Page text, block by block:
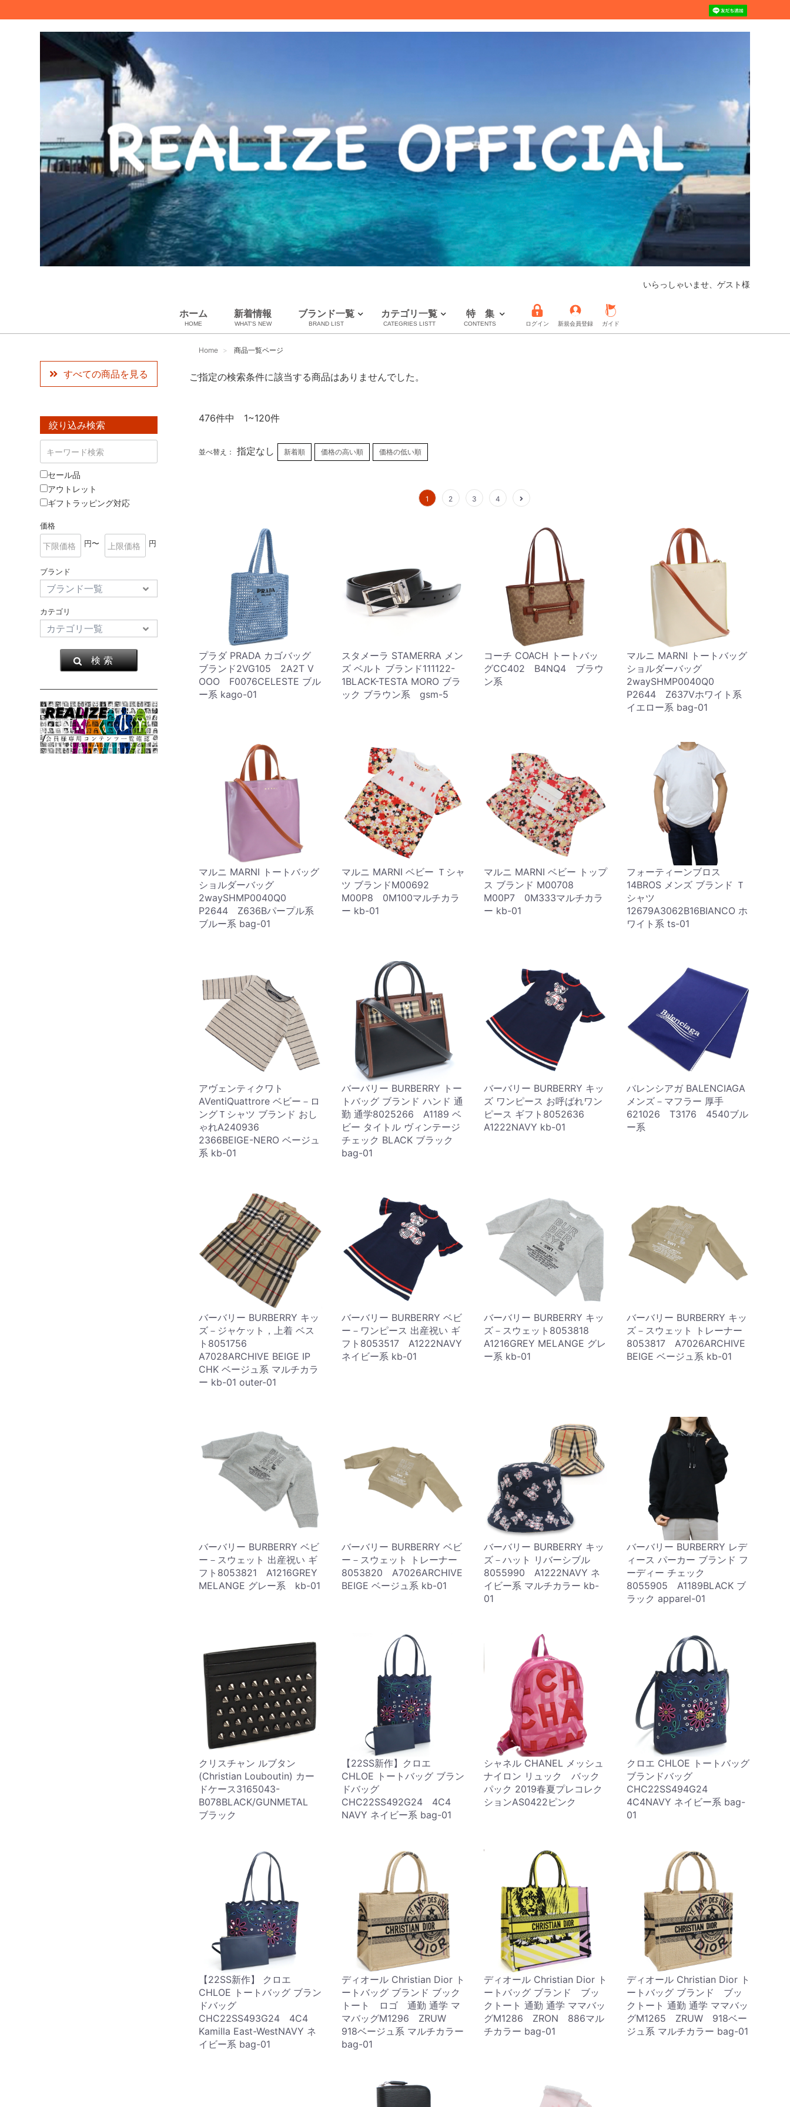
いらっしゃいませ、ゲスト様
ホーム
HOME
新着情報
WHAT'S NEW
ブランド一覧
BRAND LIST
カテゴリ一覧
CATEGRIES LISTT
スカーフ・マフラー
ペット用品
USED Hermès
ギフトラッピング
小物・筆記
ベビー用品
雑貨・その他
アパレル
バッグ＆ポーチ
ベルト
アロマ＆フレグランス
腕時計
サングラス
ネクタイ
アクセサリ
特 集
CONTENTS ログイン 新規会員登録 ガイド
Home 商品一覧ページ
すべての商品を見る
絞り込み検索
セール品
アウトレット
ギフトラッピング対応
価格
円〜
円
ブランド
カテゴリ
検 索
ご指定の検索条件に該当する商品はありませんでした。
476件中 1~120件
並べ替え： 指定なし 新着順 価格の高い順 価格の低い順
1 2 3 4
プラダ PRADA カゴバッグ
ブランド2VG105 2A2T V
OOO F0076CELESTE ブル
ー系 kago-01
スタメーラ STAMERRA メン
ズ ベルト ブランド111122-
1BLACK-TESTA MORO ブラ
ック ブラウン系 gsm-5
コーチ COACH トートバッ
グCC402 B4NQ4 ブラウ
ン系
マルニ MARNI トートバッグ
ショルダーバッグ
2waySHMP0040Q0
P2644 Z637Vホワイト系
イエロー系 bag-01
マルニ MARNI トートバッグ
ショルダーバッグ
2waySHMP0040Q0
P2644 Z636Bパープル系
ブルー系 bag-01
マルニ MARNI ベビー Ｔシャ
ツ ブランドM00692
M00P8 0M100マルチカラ
ー kb-01
マルニ MARNI ベビー トップ
ス ブランド M00708
M00P7 0M333マルチカラ
ー kb-01
フォーティーンブロス
14BROS メンズ ブランド Ｔ
シャツ
12679A3062B16BIANCO ホ
ワイト系 ts-01
アヴェンティクワト
AVentiQuattrore ベビー－ロ
ングＴシャツ ブランド おし
ゃれA240936
2366BEIGE-NERO ベージュ
系 kb-01
バーバリー BURBERRY トー
トバッグ ブランド ハンド 通
勤 通学8025266 A1189 ベ
ビー タイトル ヴィンテージ
チェック BLACK ブラック
bag-01
バーバリー BURBERRY キッ
ズ ワンピース お呼ばれワン
ピース ギフト8052636
A1222NAVY kb-01
バレンシアガ BALENCIAGA
メンズ－マフラー 厚手
621026 T3176 4540ブル
ー系
バーバリー BURBERRY キッ
ズ－ジャケット，上着 ベス
ト8051756
A7028ARCHIVE BEIGE IP
CHK ベージュ系 マルチカラ
ー kb-01 outer-01
バーバリー BURBERRY ベビ
ー－ワンピース 出産祝い ギ
フト8053517 A1222NAVY
ネイビー系 kb-01
バーバリー BURBERRY キッ
ズ－スウェット8053818
A1216GREY MELANGE グレ
ー系 kb-01
バーバリー BURBERRY キッ
ズ－スウェット トレーナー
8053817 A7026ARCHIVE
BEIGE ベージュ系 kb-01
バーバリー BURBERRY ベビ
ー－スウェット 出産祝い ギ
フト8053821 A1216GREY
MELANGE グレー系 kb-01
バーバリー BURBERRY ベビ
ー－スウェット トレーナー
8053820 A7026ARCHIVE
BEIGE ベージュ系 kb-01
バーバリー BURBERRY キッ
ズ－ハット リバーシブル
8055990 A1222NAVY ネ
イビー系 マルチカラー kb-
01
バーバリー BURBERRY レデ
ィース パーカー ブランド フ
ーディー チェック
8055905 A1189BLACK ブ
ラック apparel-01
クリスチャン ルブタン
(Christian Louboutin) カー
ドケース3165043-
B078BLACK/GUNMETAL
ブラック
【22SS新作】クロエ
CHLOE トートバッグ ブラン
ドバッグ
CHC22SS492G24 4C4
NAVY ネイビー系 bag-01
シャネル CHANEL メッシュ
ナイロン リュック バック
パック 2019春夏プレコレク
ションAS0422ピンク
クロエ CHLOE トートバッグ
ブランドバッグ
CHC22SS494G24
4C4NAVY ネイビー系 bag-
01
【22SS新作】 クロエ
CHLOE トートバッグ ブラン
ドバッグ
CHC22SS493G24 4C4
Kamilla East-WestNAVY ネ
イビー系 bag-01
ディオール Christian Dior ト
ートバッグ ブランド ブック
トート ロゴ 通勤 通学 マ
マバッグM1296 ZRUW
918ベージュ系 マルチカラー
bag-01
ディオール Christian Dior ト
ートバッグ ブランド ブッ
クトート 通勤 通学 ママバッ
グM1286 ZRON 886マル
チカラー bag-01
ディオール Christian Dior ト
ートバッグ ブランド ブッ
クトート 通勤 通学 ママバッ
グM1265 ZRUW 918ベー
ジュ系 マルチカラー bag-01